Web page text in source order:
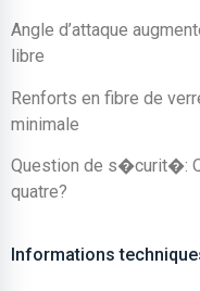
Angle d’attaque
libre
Renforts en fibre de
minimale
Question de s�curit�:
quatre?
Informations